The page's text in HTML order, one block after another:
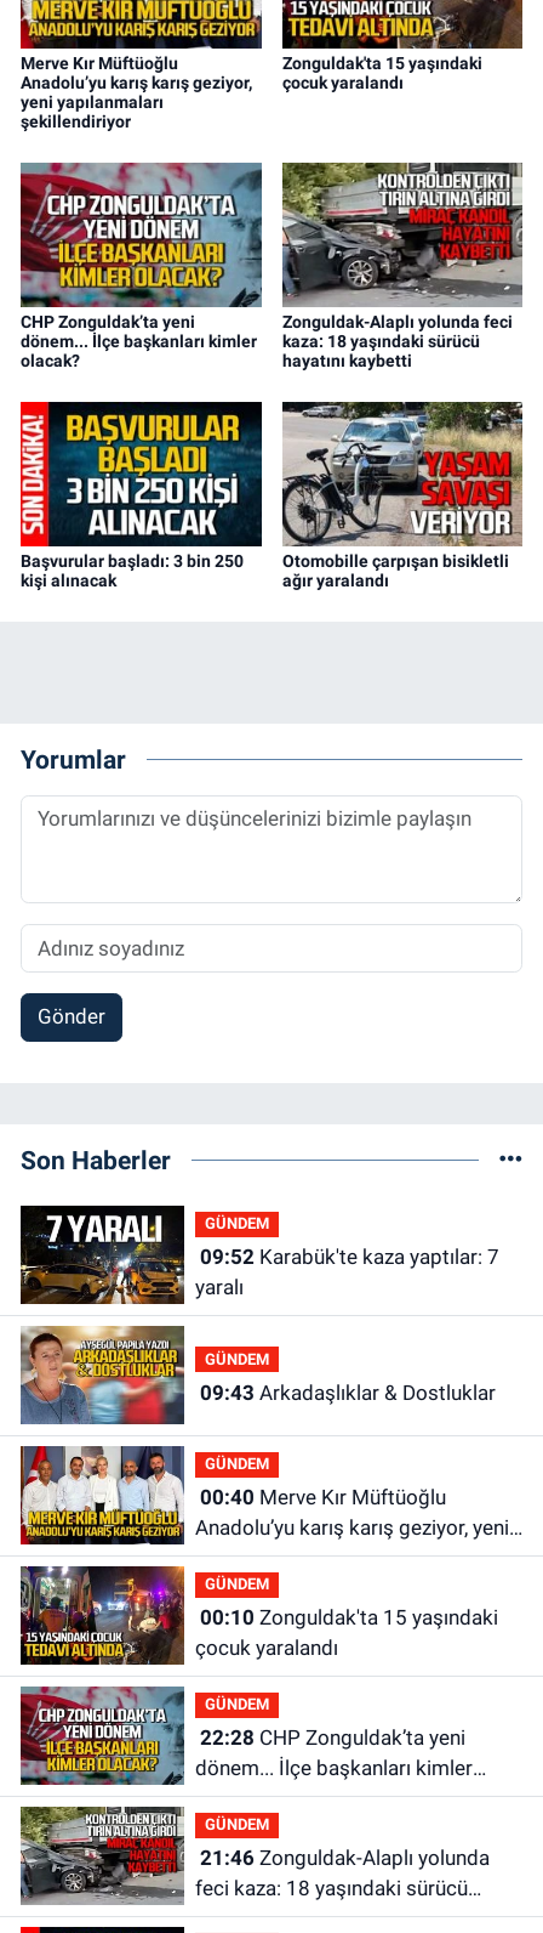
Merve Kır Müftüoğlu
Anadolu’yu karış karış geziyor,
yeni yapılanmaları
şekillendiriyor
Zonguldak'ta 15 yaşındaki
çocuk yaralandı
CHP Zonguldak’ta yeni
dönem... İlçe başkanları kimler
olacak?
Zonguldak-Alaplı yolunda feci
kaza: 18 yaşındaki sürücü
hayatını kaybetti
Başvurular başladı: 3 bin 250
kişi alınacak
Otomobille çarpışan bisikletli
ağır yaralandı
Yorumlar
Gönder
Son Haberler
GÜNDEM
09:52Karabük'te kaza yaptılar: 7
yaralı
GÜNDEM
09:43 Arkadaşlıklar & Dostluklar
GÜNDEM
00:40
Anadolu’yu karış karış geziyor, yeni
yapılanmaları şekillendiriyor
GÜNDEM
00:10
çocuk yaralandı
GÜNDEM
22:28
dönem... İlçe başkanları kimler
olacak?
GÜNDEM
21:46Zonguldak-Alaplı yolunda
feci kaza: 18 yaşındaki sürücü
hayatını kaybetti